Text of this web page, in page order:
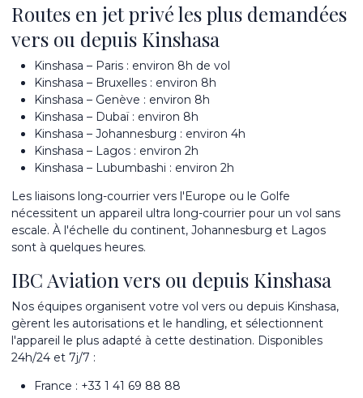
Routes en jet privé les plus demandées
vers ou depuis Kinshasa
Kinshasa – Paris : environ 8h de vol
Kinshasa – Bruxelles : environ 8h
Kinshasa – Genève : environ 8h
Kinshasa – Dubaï : environ 8h
Kinshasa – Johannesburg : environ 4h
Kinshasa – Lagos : environ 2h
Kinshasa – Lubumbashi : environ 2h
Les liaisons long-courrier vers l'Europe ou le Golfe
nécessitent un appareil ultra long-courrier pour un vol sans
escale. À l'échelle du continent, Johannesburg et Lagos
sont à quelques heures.
IBC Aviation vers ou depuis Kinshasa
Nos équipes organisent votre vol vers ou depuis Kinshasa,
gèrent les autorisations et le handling, et sélectionnent
l'appareil le plus adapté à cette destination. Disponibles
24h/24 et 7j/7 :
France : +33 1 41 69 88 88